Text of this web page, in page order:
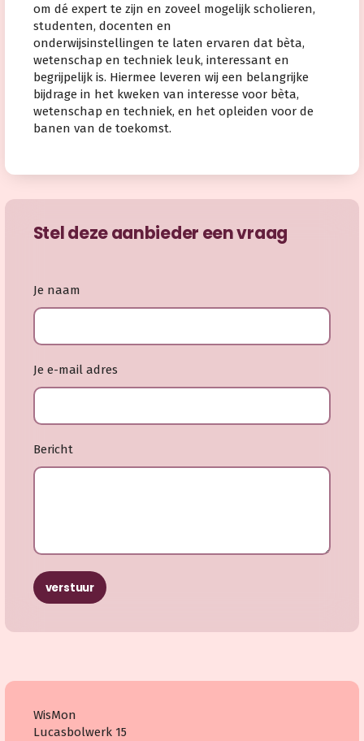
om dé expert te zijn en zoveel mogelijk scholieren,
studenten, docenten en
onderwijsinstellingen te laten ervaren dat bèta,
wetenschap en techniek leuk, interessant en
begrijpelijk is. Hiermee leveren wij een belangrijke
bijdrage in het kweken van interesse voor bèta,
wetenschap en techniek, en het opleiden voor de
banen van de toekomst.
Stel deze aanbieder een vraag
Je naam
Je e-mail adres
Bericht
verstuur
WisMon
Lucasbolwerk 15